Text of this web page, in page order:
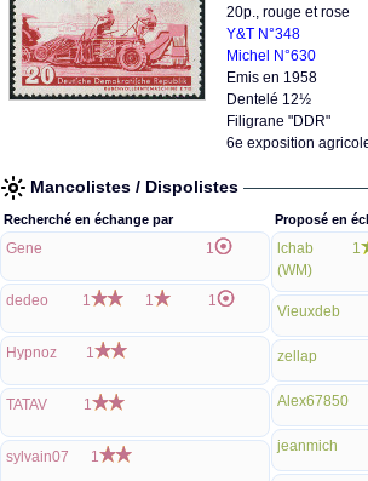
20p., rouge et rose
Y&T N°348
Michel N°630
Emis en 1958
Dentelé 12½
Filigrane "DDR"
6e exposition
Mancolistes / Dispolistes
Recherché en échange par
Gene 1
dedeo 1 1 1
Hypnoz 1
TATAV 1
sylvain07 1
Proposé en
lchab
(WM)
1
Vieuxdeb
zellap
Alex67850
jeanmich